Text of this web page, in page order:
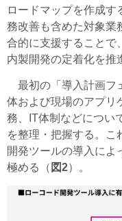
ロードマップを作成す
務改善も含めた対象業
合的に支援することで
内製開発の定着化を推
最初の「導入計画フ
体および現場のアプリ
務、IT体制などについ
を整理・把握する。こ
開発ツールの導入によ
極める（ 図2）。